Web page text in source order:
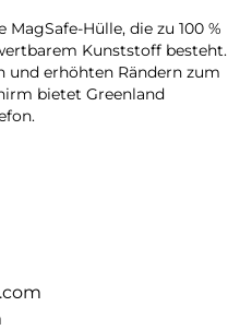
Hülle, die zu 100 %
Kunststoff besteht.
und erhöhten Rändern zum
bietet Greenland